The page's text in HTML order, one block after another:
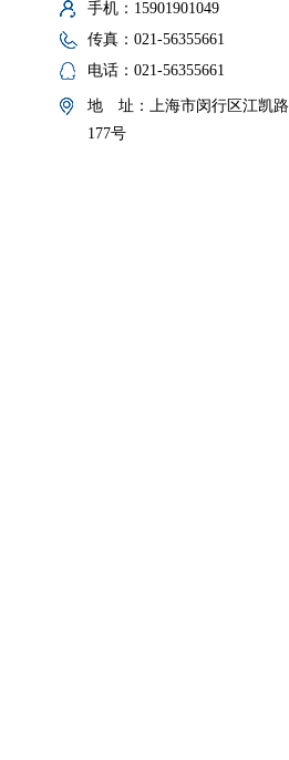
手机：15901901049
传真：021-56355661
电话：021-56355661
地 址：上海市闵行区江凯路
177号